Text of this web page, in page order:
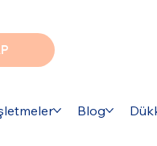
Blog